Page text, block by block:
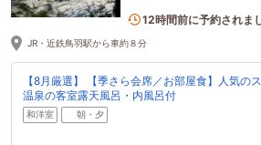
2名がこの宿を見てい
JR・近鉄鳥羽駅から車約８分
【8月厳選】 【季さら会席／お部屋食】人気の
温泉の客室露天風呂・内風呂付
和洋室 朝・夕